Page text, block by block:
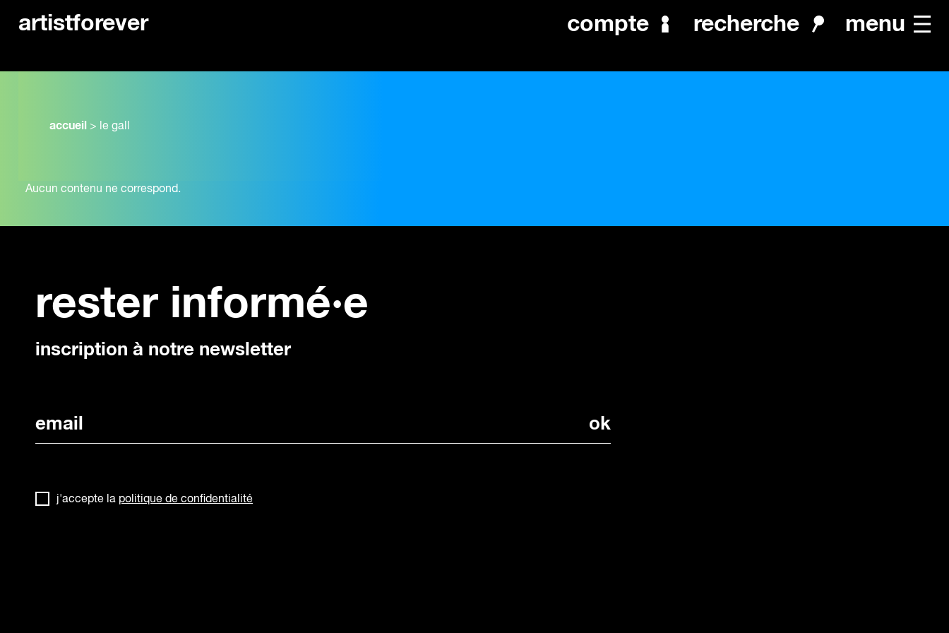
artistforever compte recherche menu
accueil > le gall
Aucun contenu ne correspond.
rester informé·e
inscription à notre newsletter
j'accepte la politique de confidentialité